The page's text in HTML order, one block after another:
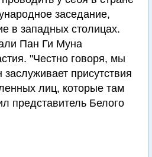
заседание,
в западных столицах.
Пан Ги Муна
"Честно говоря, мы
присутствия
лиц, которые там
представитель Белого